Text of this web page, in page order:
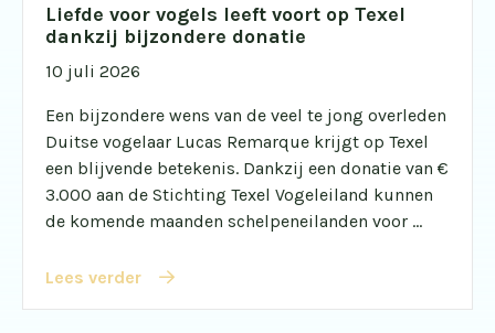
Liefde voor vogels leeft voort op Texel
dankzij bijzondere donatie
10 juli 2026
Een bijzondere wens van de veel te jong overleden
Duitse vogelaar Lucas Remarque krijgt op Texel
een blijvende betekenis. Dankzij een donatie van €
3.000 aan de Stichting Texel Vogeleiland kunnen
de komende maanden schelpeneilanden voor ...
Lees verder